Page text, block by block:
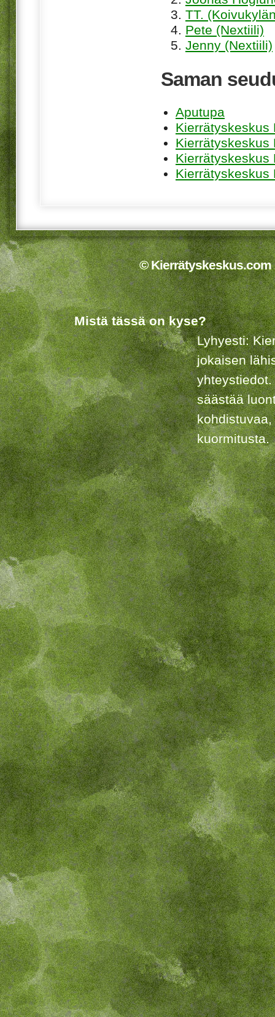
TT.
Pete (Nextiili)
Jenny (Nextiili)
Saman
Aputupa
Kierrätyskeskus
Kierrätyskeskus
Kierrätyskeskus
Kierrätyskeskus
© Kierrätyskeskus.com
Mistä tässä on kyse?
Lyhyesti:
jokaisen
säästää
kuormitusta.